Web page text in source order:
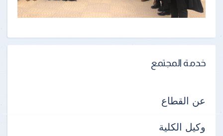
خدمة المجتمع
عن القطاع
وكيل الكلية